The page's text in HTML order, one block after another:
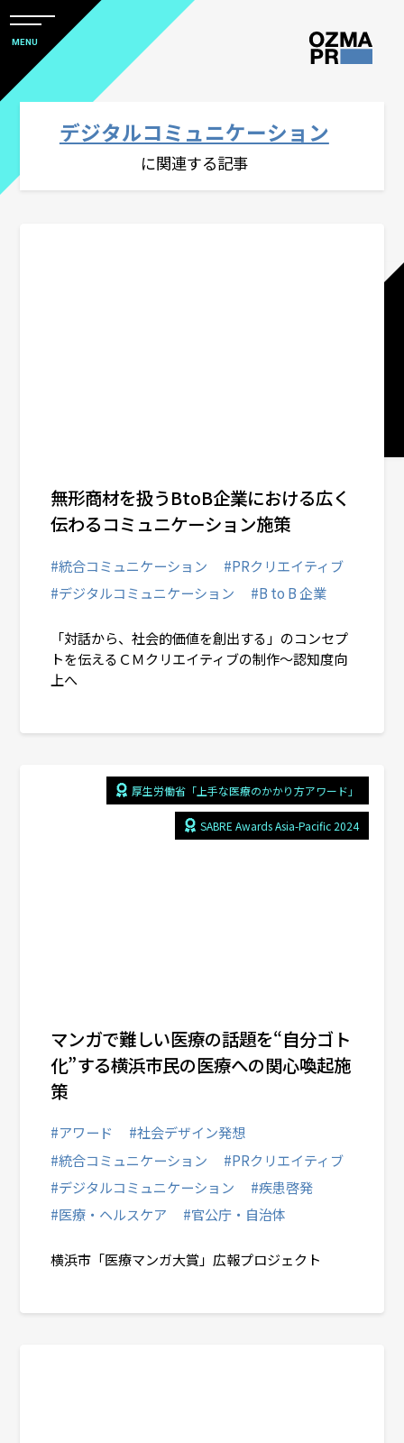
本
文
へ
会
オ
メ
ニ
ュ
ー
開
MENU
デジタルコミュニケーション
に関連する記事
「対話から、社会的価値を創出する」のコンセプ
トを伝えるＣＭクリエイティブの制作～認知度向
上へ
#統合コミュニケーション
#PRクリエイティブ
#デジタルコミュニケーション
#B to B 企業
無形商材を扱うBtoB企業における広く
伝わるコミュニケーション施策
厚生労働省「上手な医療のかかり方アワード」
SABRE Awards Asia-Pacific 2024
横浜市「医療マンガ大賞」広報プロジェクト
#アワード
#社会デザイン発想
#統合コミュニケーション
#PRクリエイティブ
#デジタルコミュニケーション
#疾患啓発
#医療・ヘルスケア
#官公庁・自治体
マンガで難しい医療の話題を“自分ゴト
化”する横浜市民の医療への関心喚起施
策
すべて
アワード
# インバウンド・アウトバウンド
コーポレートコミュニケーション
ヘルスケアコミュニケーション